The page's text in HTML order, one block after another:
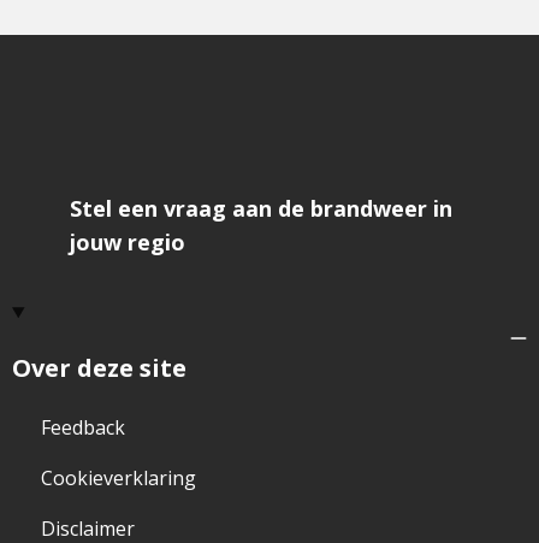
Over deze site
Feedback
Cookieverklaring
Disclaimer
Stel een vraag aan de brandweer in
jouw regio